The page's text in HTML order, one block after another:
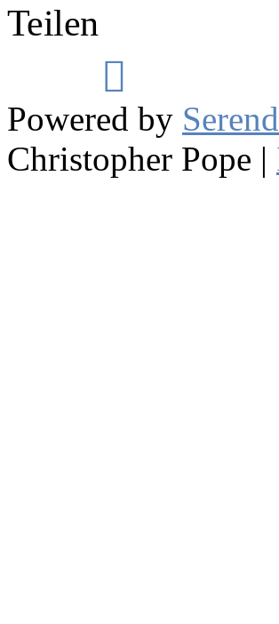
Teilen
Powered by
Christopher Pope |